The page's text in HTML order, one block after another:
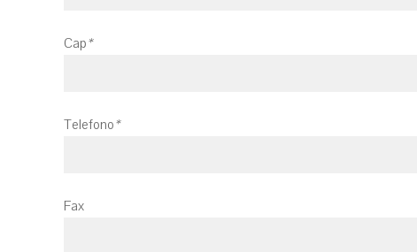
Cap*
Telefono*
Fax